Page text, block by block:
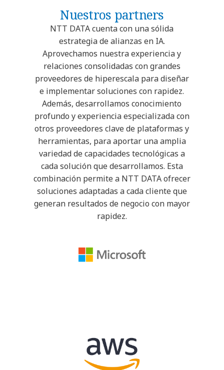
Nuestros partners
NTT DATA cuenta con una sólida
estrategia de alianzas en IA.
Aprovechamos nuestra experiencia y
relaciones consolidadas con grandes
proveedores de hiperescala para diseñar
e implementar soluciones con rapidez.
Además, desarrollamos conocimiento
profundo y experiencia especializada con
otros proveedores clave de plataformas y
herramientas, para aportar una amplia
variedad de capacidades tecnológicas a
cada solución que desarrollamos. Esta
combinación permite a NTT DATA ofrecer
soluciones adaptadas a cada cliente que
generan resultados de negocio con mayor
rapidez.